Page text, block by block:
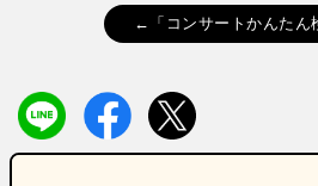
←「コンサートかんたん